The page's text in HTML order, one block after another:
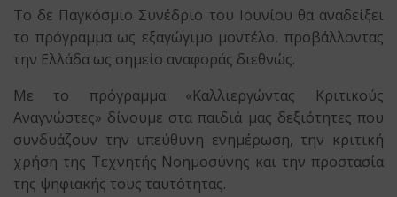
Το δε Παγκόσμιο Συνέδριο του Ιουνίου θα αναδείξει
το πρόγραμμα ως εξαγώγιμο μοντέλο, προβάλλοντας
την Ελλάδα ως σημείο αναφοράς διεθνώς.
Με το πρόγραμμα «Καλλιεργώντας Κριτικούς
Αναγνώστες» δίνουμε στα παιδιά μας δεξιότητες που
συνδυάζουν την υπεύθυνη ενημέρωση, την κριτική
χρήση της Τεχνητής Νοημοσύνης και την προστασία
της ψηφιακής τους ταυτότητας.